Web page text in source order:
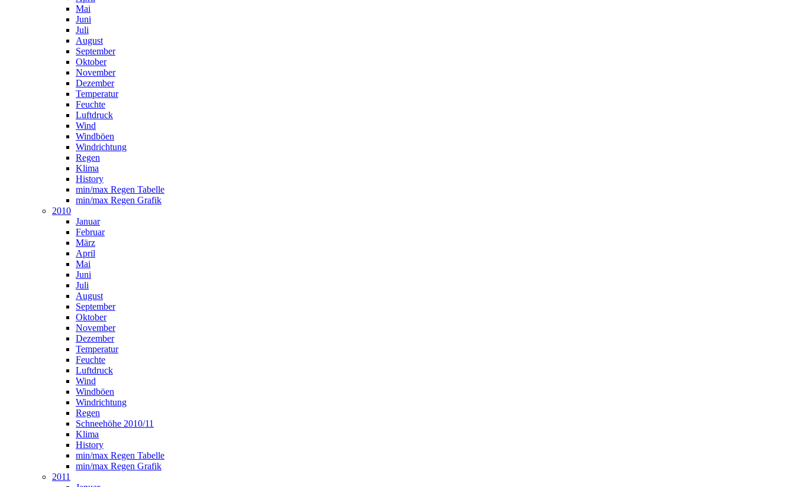
Mai
Juni
Juli
August
September
Oktober
November
Dezember
Temperatur
Feuchte
Luftdruck
Wind
Windböen
Windrichtung
Regen
Klima
History
min/max Regen Tabelle
min/max Regen Grafik
2010
Januar
Februar
März
April
Mai
Juni
Juli
August
September
Oktober
November
Dezember
Temperatur
Feuchte
Luftdruck
Wind
Windböen
Windrichtung
Regen
Schneehöhe 2010/11
Klima
History
min/max Regen Tabelle
min/max Regen Grafik
2011